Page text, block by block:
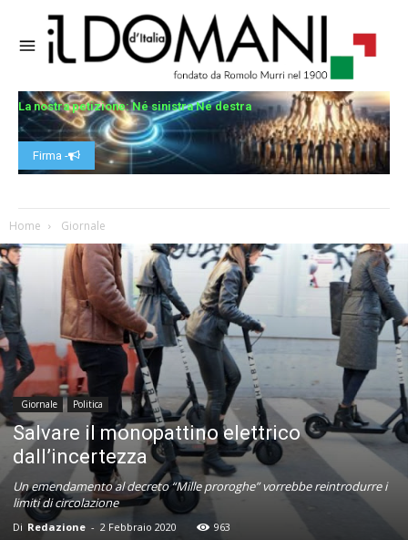
La nostra petizione: Né sinistra Né destra
Firma -
Home Giornale
Giornale Politica
Salvare il monopattino elettrico
dall’incertezza
Un emendamento al decreto “Mille proroghe” vorrebbe reintrodurre i
limiti di circolazione
Di Redazione - 2 Febbraio 2020 963